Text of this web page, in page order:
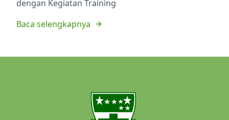
dengan Kegiatan Training
Baca selengkapnya